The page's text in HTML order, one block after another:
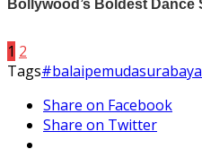
1 2
Tags#balaipemudasurabaya
Share on Facebook
Share on Twitter